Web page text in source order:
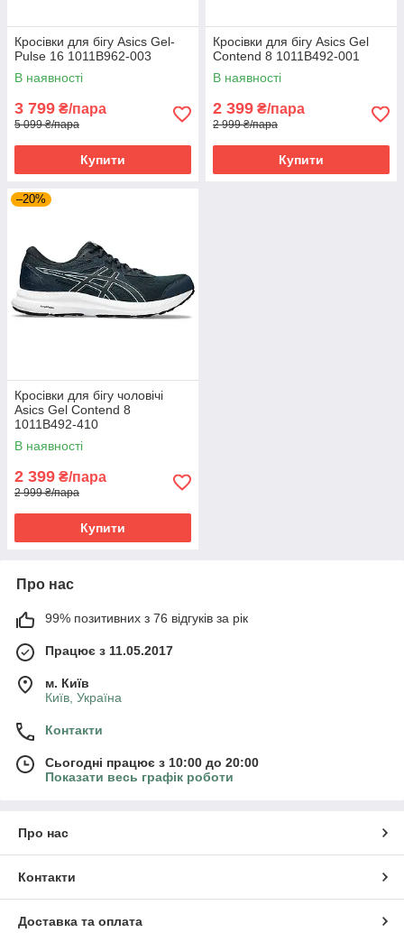
Кросівки для бігу Asics Gel-
Pulse 16 1011B962-003
В наявності
3 799 ₴/пара
5 099 ₴/пара
Купити
Кросівки для бігу Asics Gel
Contend 8 1011B492-001
В наявності
2 399 ₴/пара
2 999 ₴/пара
Купити
–20%
Кросівки для бігу чоловічі
Asics Gel Contend 8
1011B492-410
В наявності
2 399 ₴/пара
2 999 ₴/пара
Купити
Про нас
99% позитивних з 76 відгуків за рік
Працює з 11.05.2017
м. Київ
Київ, Україна
Контакти
Сьогодні працює з 10:00 до 20:00
Показати весь графік роботи
Про нас
Контакти
Доставка та оплата